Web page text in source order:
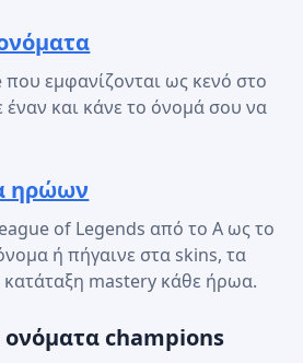
εμφανίζονται ως κενό στο
και κάνε το όνομά σου να
ηρώων
of Legends από το Α ως το
ή πήγαινε στα skins, τα
κατάταξη mastery κάθε ήρωα.
ονόματα champions